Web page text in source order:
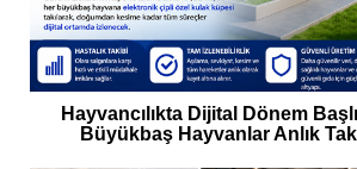
Hayvancılıkta Dijital Dönem
Büyükbaş Hayvanlar Anlık